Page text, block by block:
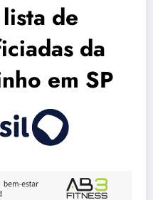
de
da
em SP